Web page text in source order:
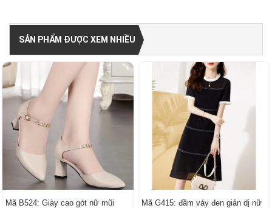
SẢN PHẨM ĐƯỢC XEM NHIỀU
Mã B524: Giày cao gót nữ mũi Mã G415: đầm váy đen giản dị nữ